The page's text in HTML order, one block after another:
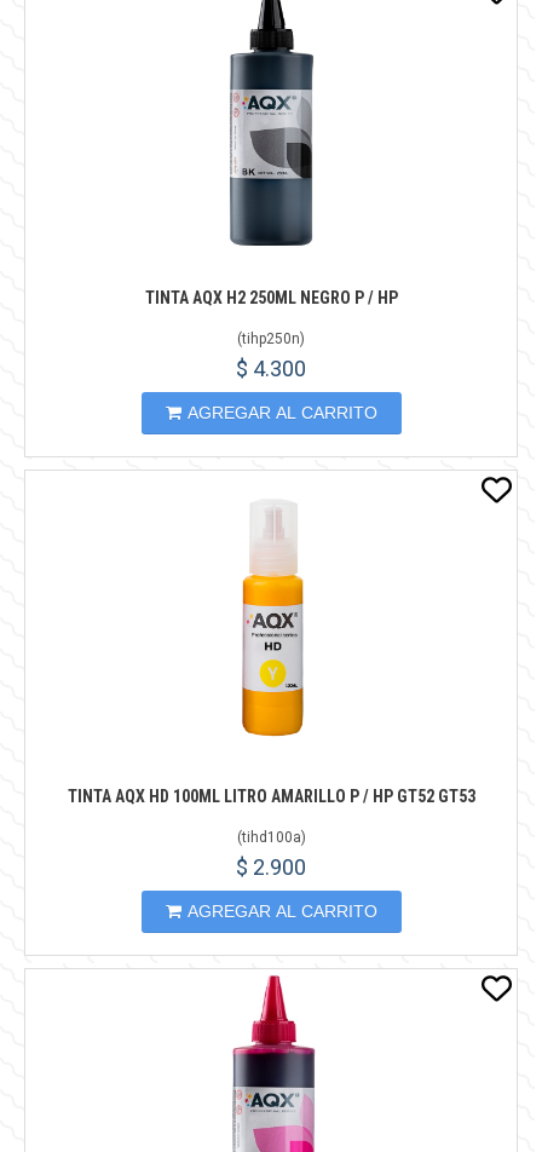
TINTA AQX H2 250ML NEGRO P / HP
(tihp250n)
$ 4.300
AGREGAR AL CARRITO
TINTA AQX HD 100ML LITRO AMARILLO P / HP GT52 GT53
(tihd100a)
$ 2.900
AGREGAR AL CARRITO